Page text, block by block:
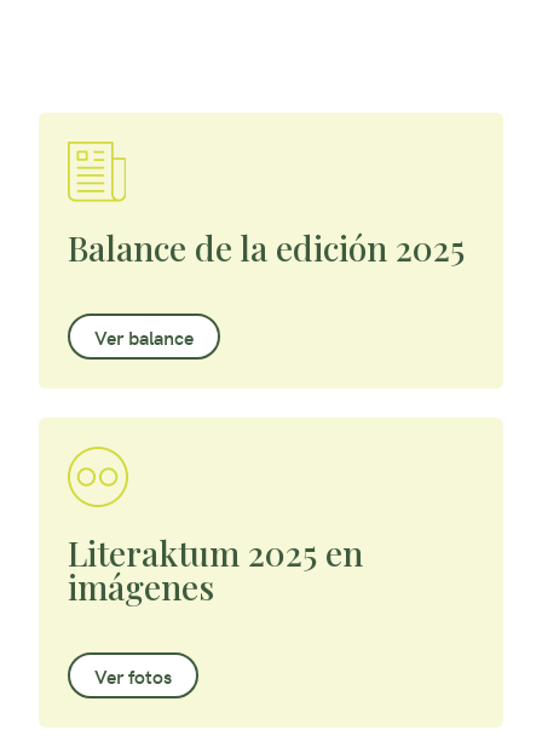
Balance de la edición 2025
Ver balance
Literaktum 2025 en
imágenes
Ver fotos